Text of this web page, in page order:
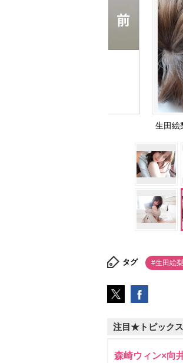
生田絵
タグ #生田絵
注目★トピックス
森崎ウィン×向